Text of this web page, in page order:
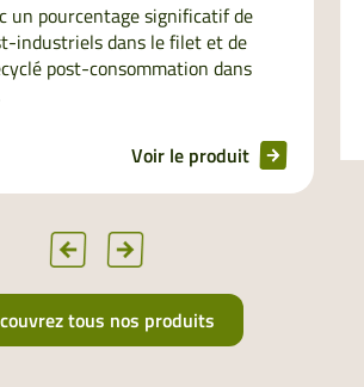
un pourcentage significatif de
industriels dans le filet et de
post-consommation dans
Voir le produit
tous nos produits